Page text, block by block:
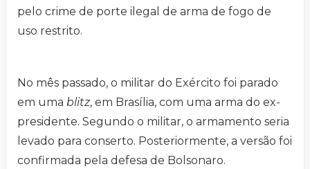
pelo crime de porte ilegal de arma de fogo de
uso restrito.
No mês passado, o militar do Exército foi parado
em uma blitz, em Brasília, com uma arma do ex-
presidente. Segundo o militar, o armamento seria
levado para conserto. Posteriormente, a versão foi
confirmada pela defesa de Bolsonaro.